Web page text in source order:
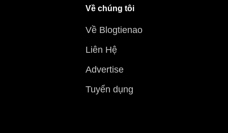
Về chúng tôi
Về Blogtienao
Liên Hệ
Advertise
Tuyển dụng